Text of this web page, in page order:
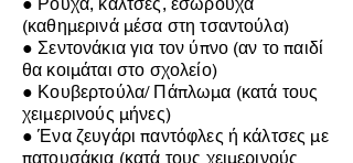
(καθημερινά μέσα στη τσαντούλα)
● Σεντονάκια για τον ύπνο (αν το παιδί
θα κοιμάται στο σχολείο)
● Κουβερτούλα/ Πάπλωμα (κατά τους
χειμερινούς μήνες)
● Ένα ζευγάρι παντόφλες ή κάλτσες με
πατουσάκια (κατά τους χειμερινούς